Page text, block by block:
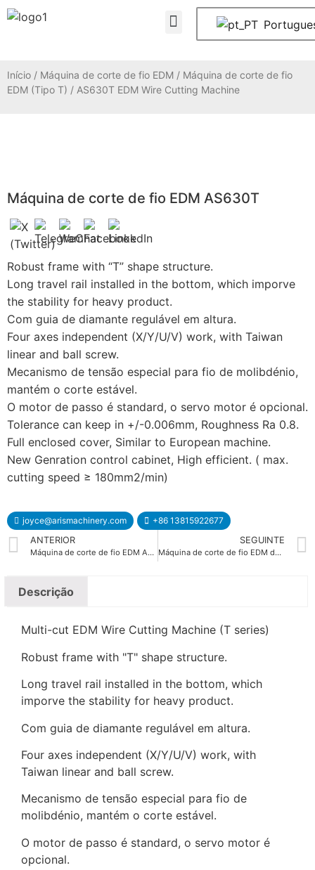
Início / Máquina de corte de fio EDM / Máquina de corte de fio
EDM (Tipo T) / AS630T EDM Wire Cutting Machine
Máquina de corte de fio EDM AS630T
Robust frame with “T” shape structure.
Long travel rail installed in the bottom, which imporve
the stability for heavy product.
Com guia de diamante regulável em altura.
Four axes independent (X/Y/U/V) work, with Taiwan
linear and ball screw.
Mecanismo de tensão especial para fio de molibdénio,
mantém o corte estável.
O motor de passo é standard, o servo motor é opcional.
Tolerance can keep in +/-0.006mm, Roughness Ra 0.8.
Full enclosed cover, Similar to European machine.
New Genration control cabinet, High efficient. ( max.
cutting speed ≥ 180mm2/min)
joyce@arismachinery.com
+86 13815922677
ANTERIOR
Máquina de corte de fio EDM AS500T
SEGUINTE
Máquina de corte de fio EDM de velocidade média
Descrição
Multi-cut EDM Wire Cutting Machine (T series)
Robust frame with "T" shape structure.
Long travel rail installed in the bottom, which
imporve the stability for heavy product.
Com guia de diamante regulável em altura.
Four axes independent (X/Y/U/V) work, with
Taiwan linear and ball screw.
Mecanismo de tensão especial para fio de
molibdénio, mantém o corte estável.
O motor de passo é standard, o servo motor é
opcional.